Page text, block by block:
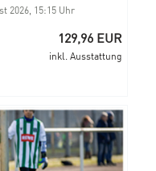
2026, 15:15 Uhr
129,96 EUR
inkl. Ausstattung